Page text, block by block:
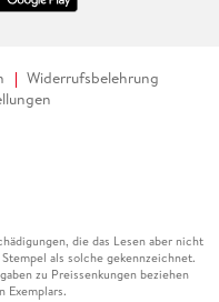
Widerrufsbelehrung
die das Lesen aber nicht
als solche gekennzeichnet.
zu Preissenkungen beziehen
Exemplars.